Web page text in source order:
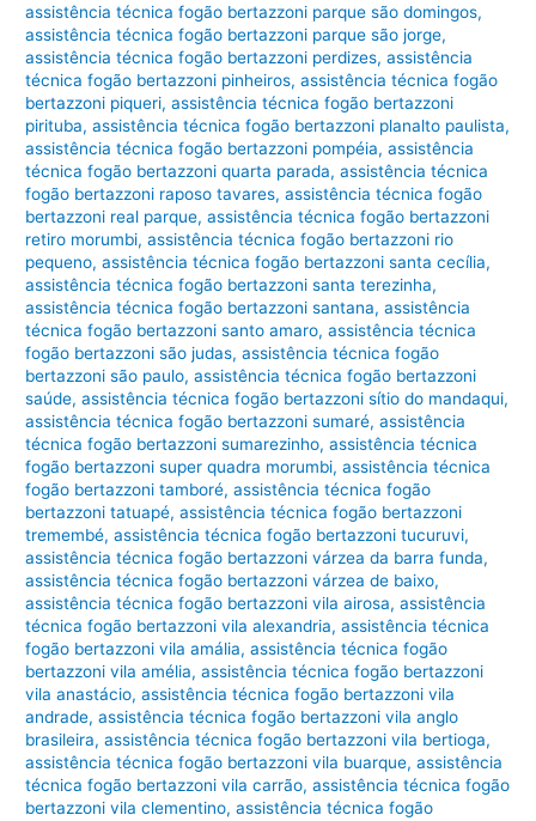
assistência técnica fogão bertazzoni parque são domingos,
assistência técnica fogão bertazzoni parque são jorge,
assistência técnica fogão bertazzoni perdizes,assistência
técnica fogão bertazzoni pinheiros,assistência técnica fogão
bertazzoni piqueri,assistência técnica fogão bertazzoni
pirituba,assistência técnica fogão bertazzoni planalto paulista,
assistência técnica fogão bertazzoni pompéia,assistência
técnica fogão bertazzoni quarta parada,assistência técnica
fogão bertazzoni raposo tavares,assistência técnica fogão
bertazzoni real parque,assistência técnica fogão bertazzoni
retiro morumbi,assistência técnica fogão bertazzoni rio
pequeno,assistência técnica fogão bertazzoni santa cecília,
assistência técnica fogão bertazzoni santa terezinha,
assistência técnica fogão bertazzoni santana,assistência
técnica fogão bertazzoni santo amaro,assistência técnica
fogão bertazzoni são judas,assistência técnica fogão
bertazzoni são paulo,assistência técnica fogão bertazzoni
saúde,assistência técnica fogão bertazzoni sítio do mandaqui,
assistência técnica fogão bertazzoni sumaré,assistência
técnica fogão bertazzoni sumarezinho,assistência técnica
fogão bertazzoni super quadra morumbi,assistência técnica
fogão bertazzoni tamboré,assistência técnica fogão
bertazzoni tatuapé,assistência técnica fogão bertazzoni
tremembé,assistência técnica fogão bertazzoni tucuruvi,
assistência técnica fogão bertazzoni várzea da barra funda,
assistência técnica fogão bertazzoni várzea de baixo,
assistência técnica fogão bertazzoni vila airosa,assistência
técnica fogão bertazzoni vila alexandria,assistência técnica
fogão bertazzoni vila amália,assistência técnica fogão
bertazzoni vila amélia,assistência técnica fogão bertazzoni
vila anastácio,assistência técnica fogão bertazzoni vila
andrade,assistência técnica fogão bertazzoni vila anglo
brasileira,assistência técnica fogão bertazzoni vila bertioga,
assistência técnica fogão bertazzoni vila buarque,assistência
técnica fogão bertazzoni vila carrão,assistência técnica fogão
bertazzoni vila clementino,assistência técnica fogão